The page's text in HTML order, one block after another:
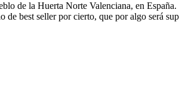
de la Huerta Norte Valenciana, en
best seller por cierto, que por algo será